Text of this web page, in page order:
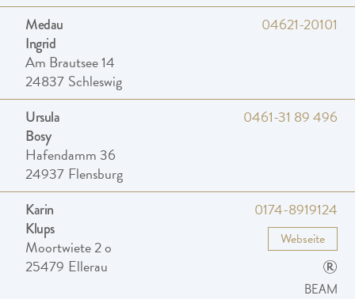
Medau
Ingrid
Am Brautsee 14
24837 Schleswig
04621-20101
Ursula
Bosy
Hafendamm 36
24937 Flensburg
0461-31 89 496
Karin
Klups
Moortwiete 2 o
25479 Ellerau
0174-8919124
Webseite
®
BEAM